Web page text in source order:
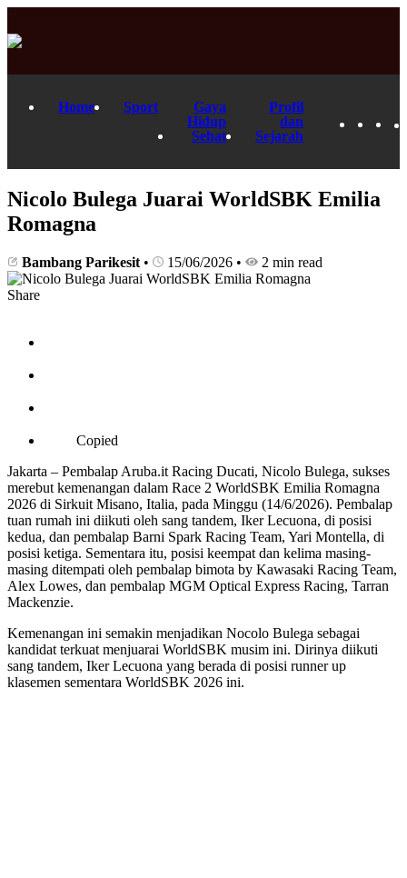
Home Sport
Gaya
Hidup
Sehat
Profil
dan
Sejarah
Nicolo Bulega Juarai WorldSBK Emilia
Romagna
Bambang Parikesit • 15/06/2026 • 2 min read
Share
Copied
Jakarta – Pembalap Aruba.it Racing Ducati, Nicolo Bulega, sukses
merebut kemenangan dalam Race 2 WorldSBK Emilia Romagna
2026 di Sirkuit Misano, Italia, pada Minggu (14/6/2026). Pembalap
tuan rumah ini diikuti oleh sang tandem, Iker Lecuona, di posisi
kedua, dan pembalap Barni Spark Racing Team, Yari Montella, di
posisi ketiga. Sementara itu, posisi keempat dan kelima masing-
masing ditempati oleh pembalap bimota by Kawasaki Racing Team,
Alex Lowes, dan pembalap MGM Optical Express Racing, Tarran
Mackenzie.
Kemenangan ini semakin menjadikan Nocolo Bulega sebagai
kandidat terkuat menjuarai WorldSBK musim ini. Dirinya diikuti
sang tandem, Iker Lecuona yang berada di posisi runner up
klasemen sementara WorldSBK 2026 ini.